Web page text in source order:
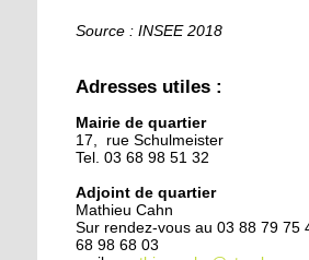
25 septembre 2019
Mathieu Cahn candidat
24 septembre 2019
Le stade et la
éducative du quartier
la table du conseil
municipal
Source : INSEE 2018
Adresses utiles :
Mairie de quartier
17, rue Schulmeister
Tel. 03 68 98 51 32
Adjoint de quartier
Mathieu Cahn
Sur rendez-vous au 03 88 79 75
68 98 68 03